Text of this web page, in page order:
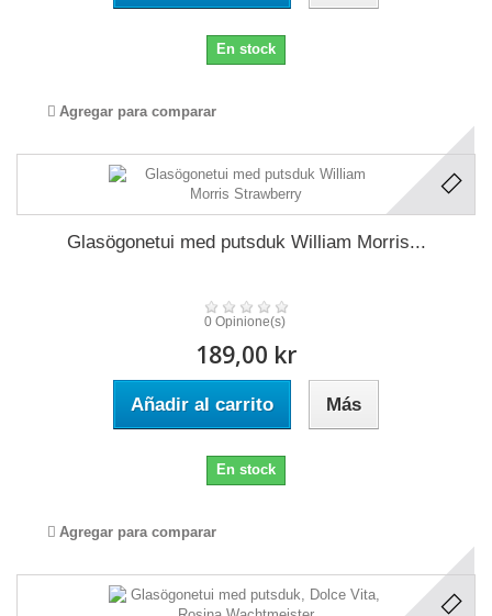
En stock
Agregar para comparar
Glasögonetui med putsduk William Morris...
0 Opinione(s)
189,00 kr
Añadir al carrito Más
En stock
Agregar para comparar